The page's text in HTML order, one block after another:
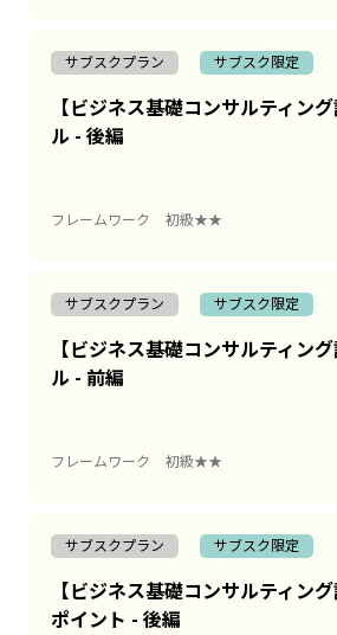
サブスクプラン サブスク限定
【ビジネス基礎コンサルティン
ル - 後編
フレームワーク 初級★★
サブスクプラン サブスク限定
【ビジネス基礎コンサルティン
ル - 前編
フレームワーク 初級★★
サブスクプラン サブスク限定
【ビジネス基礎コンサルティン
ポイント - 後編